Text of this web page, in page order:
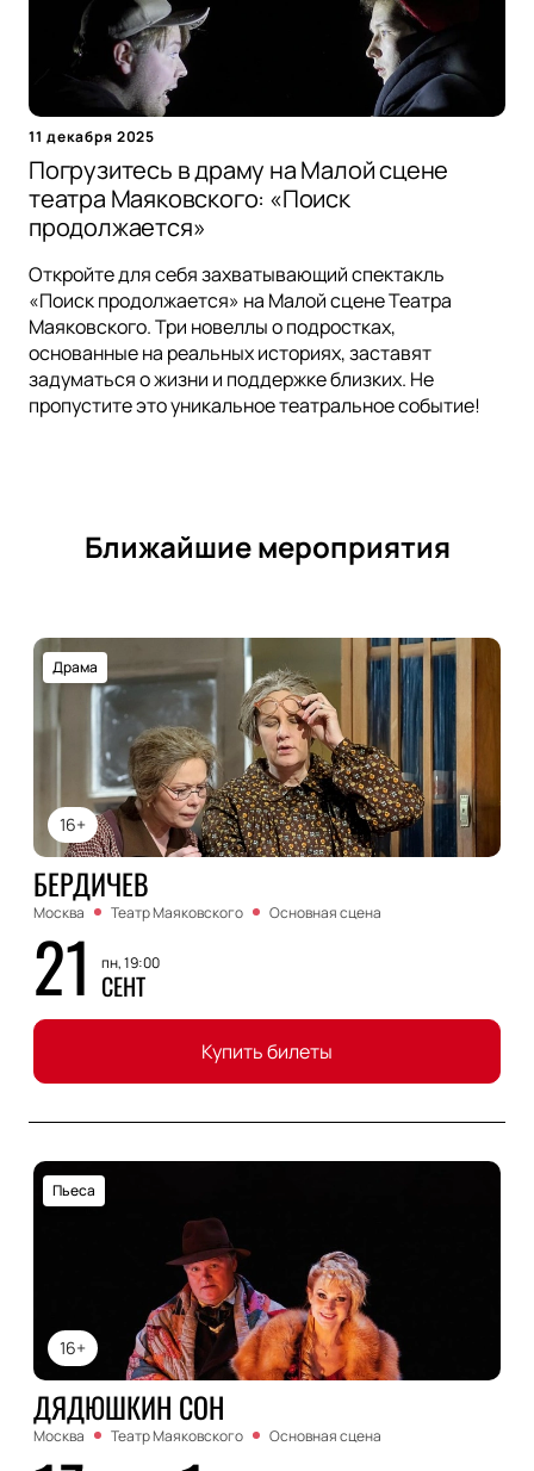
11 декабря 2025
Погрузитесь в драму на Малой сцене
театра Маяковского: «Поиск
продолжается»
Откройте для себя захватывающий спектакль
«Поиск продолжается» на Малой сцене Театра
Маяковского. Три новеллы о подростках,
основанные на реальных историях, заставят
задуматься о жизни и поддержке близких. Не
пропустите это уникальное театральное событие!
Ближайшие мероприятия
16+
Драма
БЕРДИЧЕВ
Москва Театр Маяковского Основная сцена
21 пн, 19:00
СЕНТ
Купить билеты
16+
Пьеса
ДЯДЮШКИН СОН
Москва Театр Маяковского Основная сцена